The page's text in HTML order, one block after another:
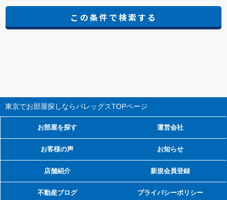
東京でお部屋探しならバレッグスTOPページ
お部屋を探す
お客様の声
店舗紹介
不動産ブログ
運営会社
お知らせ
新規会員登録
プライバシーポリシー